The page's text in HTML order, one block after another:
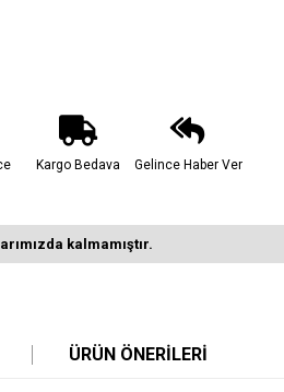
Kargo Bedava Gelince Haber Ver
kalmamıştır.
ÜRÜN ÖNERILERI